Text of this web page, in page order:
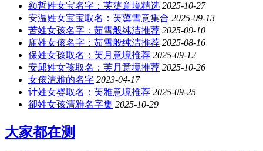
额哲姓女宝名字：芙蕖意境精选 2025-10-27
安温姓女宝宝取名：芙蕖雪意集合 2025-09-13
苦姓女孩名字：茹雪般纯洁推荐 2025-09-10
庙姓女孩名字：茹雪般纯洁推荐 2025-08-16
保姓女孩取名：芙月意境推荐 2025-09-12
安邱姓女孩取名：芙月意境推荐 2025-10-26
女孩清雅的名字 2023-04-17
计姓女婴取名：芙雅意境推荐 2025-09-25
卻姓女孩清雅名字集 2025-10-29
大家都在测